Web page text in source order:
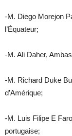
-M. Diego Morejon
l’Équateur;
-M. Ali Daher,
-M. Richard Duke
d’Amérique;
-M. Luis Filipe E
portugaise;